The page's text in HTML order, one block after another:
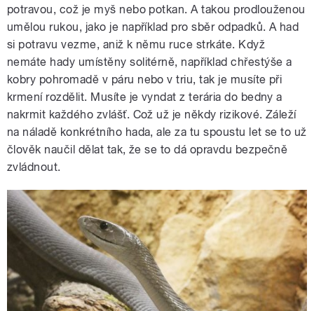
potravou, což je myš nebo potkan. A takou prodlouženou
umělou rukou, jako je například pro sběr odpadků. A had
si potravu vezme, aniž k němu ruce strkáte. Když
nemáte hady umístěny solitérně, například chřestýše a
kobry pohromadě v páru nebo v triu, tak je musíte při
krmení rozdělit. Musíte je vyndat z terária do bedny a
nakrmit každého zvlášť. Což už je někdy rizikové. Záleží
na náladě konkrétního hada, ale za tu spoustu let se to už
člověk naučil dělat tak, že se to dá opravdu bezpečně
zvládnout.